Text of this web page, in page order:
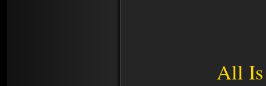
All Is